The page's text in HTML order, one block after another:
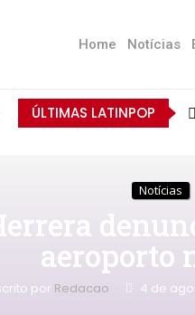
Home Notícias
ÚLTIMAS LATINPOP
Notícias
aeroporto
por Redacao 4 de